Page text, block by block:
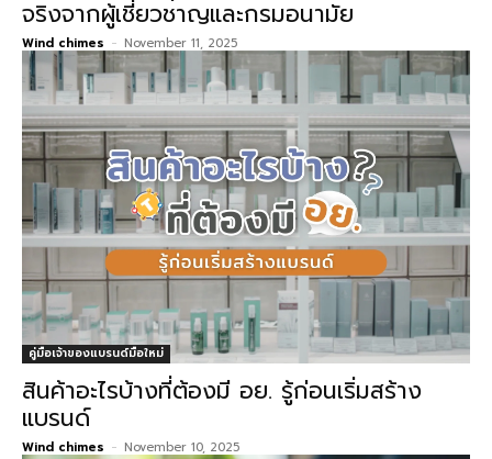
จริงจากผู้เชี่ยวชาญและกรมอนามัย
Wind chimes - November 11, 2025
คู่มือเจ้าของแบรนด์มือใหม่
สินค้าอะไรบ้างที่ต้องมี อย. รู้ก่อนเริ่มสร้าง
แบรนด์
Wind chimes - November 10, 2025